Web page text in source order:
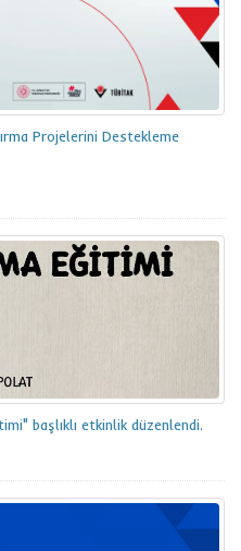
Projelerini Destekleme
başlıklı etkinlik düzenlendi.